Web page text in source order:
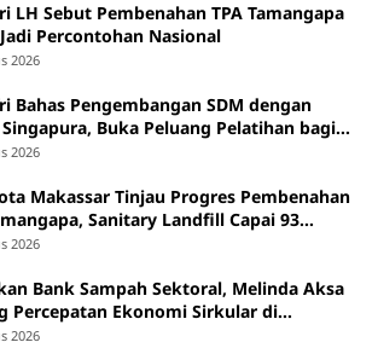
LH Sebut Pembenahan TPA Tamangapa
Percontohan Nasional
2026
Bahas Pengembangan SDM dengan
Singapura, Buka Peluang Pelatihan bagi
Masyarakat
2026
Makassar Tinjau Progres Pembenahan
Sanitary Landfill Capai 93
2026
Bank Sampah Sektoral, Melinda Aksa
Percepatan Ekonomi Sirkular di
2026